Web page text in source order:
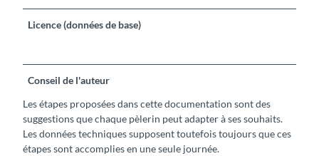
Licence (données de base)
Conseil de l'auteur
Les étapes proposées dans cette documentation sont des
suggestions que chaque pèlerin peut adapter à ses souhaits.
Les données techniques supposent toutefois toujours que ces
étapes sont accomplies en une seule journée.